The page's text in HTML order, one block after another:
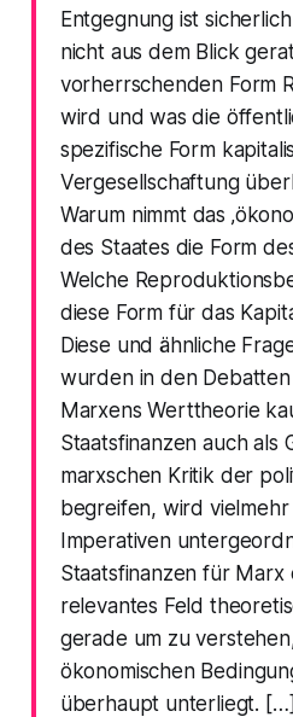
Entgegnung ist
nicht aus dem Blick
vorherrschenden Form
wird und was die
spezifische Form
Vergesellschaftung
Warum nimmt das
des Staates die Form
Welche
diese Form für das
Diese und ähnliche
wurden in den Debatten
Marxens Werttheorie
Staatsfinanzen auch als
marxschen Kritik der
begreifen, wird
Imperativen
Staatsfinanzen für Marx
relevantes Feld
gerade um zu
ökonomischen
überhaupt unterliegt.